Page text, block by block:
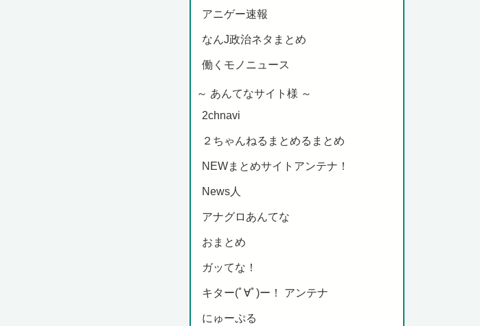
アニゲー速報
なんJ政治ネタまとめ
働くモノニュース
～ あんてなサイト様 ～
2chnavi
２ちゃんねるまとめるまとめ
NEWまとめサイトアンテナ！
News人
アナグロあんてな
おまとめ
ガッてな！
キター(ﾟ∀ﾟ)ー！ アンテナ
にゅーぷる